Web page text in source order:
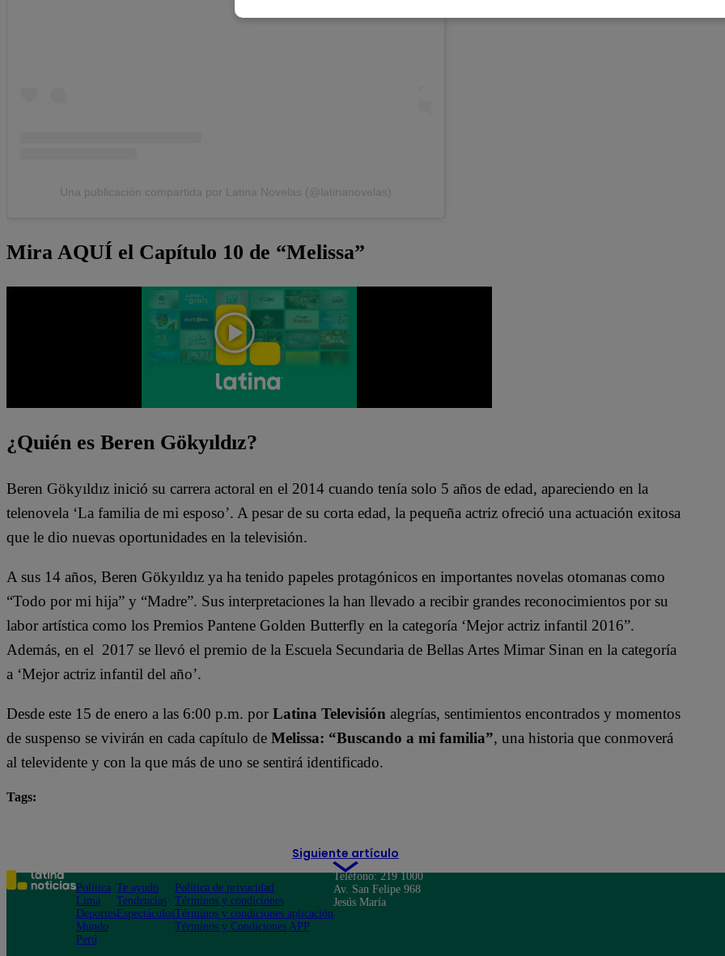
Una publicación compartida por Latina Novelas (@latinanovelas)
Mira AQUÍ el Capítulo 10 de “Melissa”
¿Quién es Beren Gökyıldız?
Beren Gökyıldız inició su carrera actoral en el 2014 cuando tenía solo 5 años de edad, apareciendo en la
telenovela ‘La familia de mi esposo’. A pesar de su corta edad, la pequeña actriz ofreció una actuación exitosa
que le dio nuevas oportunidades en la televisión.
A sus 14 años, Beren Gökyıldız ya ha tenido papeles protagónicos en importantes novelas otomanas como
“Todo por mi hija” y “Madre”. Sus interpretaciones la han llevado a recibir grandes reconocimientos por su
labor artística como los Premios Pantene Golden Butterfly en la categoría ‘Mejor actriz infantil 2016”.
Además, en el 2017 se llevó el premio de la Escuela Secundaria de Bellas Artes Mimar Sinan en la categoría
a ‘Mejor actriz infantil del año’.
Desde este 15 de enero a las 6:00 p.m. por Latina Televisión alegrías, sentimientos encontrados y momentos
de suspenso se vivirán en cada capítulo de Melissa: “Buscando a mi familia”, una historia que conmoverá
al televidente y con la que más de uno se sentirá identificado.
Tags:
Siguiente artículo
Política
Lima
Deportes
Mundo
Perú
Te ayudo
Tendencias
Espectáculos
Política de privacidad
Términos y condiciones
Términos y condiciones aplicación
Términos y Condiciones APP
Teléfono: 219 1000
Av. San Felipe 968
Jesús María